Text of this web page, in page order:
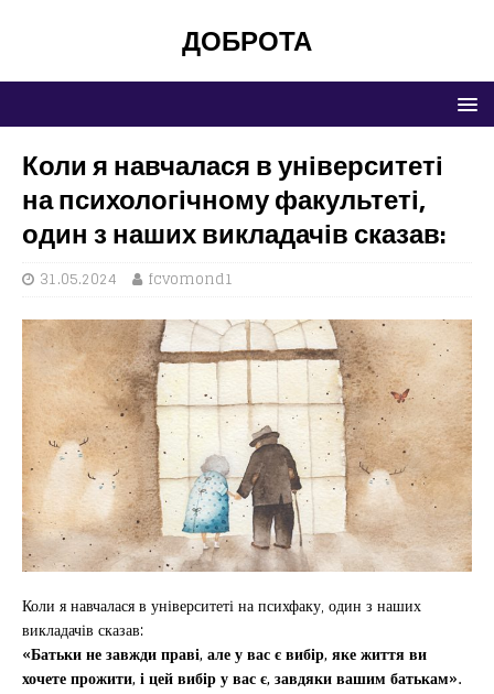
ДОБРОТА
Коли я навчалася в університеті
на психологічному факультеті,
один з наших викладачів сказав:
31.05.2024 fcvomond1
Коли я навчалася в університеті на психфаку, один з наших
викладачів сказав:
«Батьки не завжди праві, але у вас є вибір, яке життя ви
хочете прожити, і цей вибір у вас є, завдяки вашим батькам».